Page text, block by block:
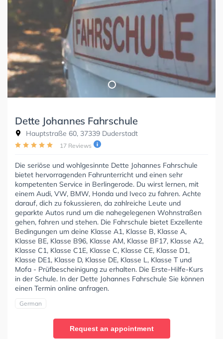
Dette Johannes Fahrschule
Hauptstraße 60, 37339 Duderstadt
17 Reviews
Die seriöse und wohlgesinnte Dette Johannes Fahrschule
bietet hervorragenden Fahrunterricht und einen sehr
kompetenten Service in Berlingerode. Du wirst lernen, mit
einem Audi, VW, BMW, Honda und Iveco zu fahren. Achte
darauf, dich zu fokussieren, da zahlreiche Leute und
geparkte Autos rund um die nahegelegenen Wohnstraßen
gehen, fahren und stehen. Die Fahrschule bietet Exzellente
Bedingungen um deine Klasse A1, Klasse B, Klasse A,
Klasse BE, Klasse B96, Klasse AM, Klasse BF17, Klasse A2,
Klasse C1, Klasse C1E, Klasse C, Klasse CE, Klasse D1,
Klasse DE1, Klasse D, Klasse DE, Klasse L, Klasse T und
Mofa - Prüfbescheinigung zu erhalten. Die Erste-Hilfe-Kurs
in der Schule. In der Dette Johannes Fahrschule Sie können
einen Termin online anfragen.
German
Request an appointment